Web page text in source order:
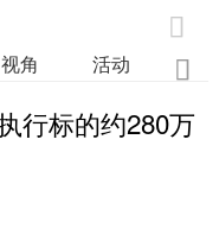

视角 活动 业

行标的约280万